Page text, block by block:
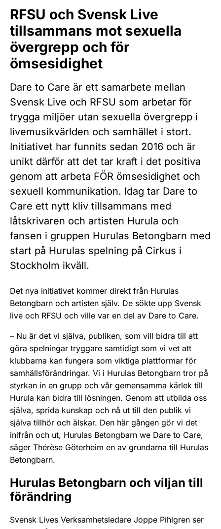
RFSU och Svensk Live
tillsammans mot sexuella
övergrepp och för
ömsesidighet
Dare to Care är ett samarbete mellan
Svensk Live och RFSU som arbetar för
trygga miljöer utan sexuella övergrepp i
livemusikvärlden och samhället i stort.
Initiativet har funnits sedan 2016 och är
unikt därför att det tar kraft i det positiva
genom att arbeta FÖR ömsesidighet och
sexuell kommunikation. Idag tar Dare to
Care ett nytt kliv tillsammans med
låtskrivaren och artisten Hurula och
fansen i gruppen Hurulas Betongbarn med
start på Hurulas spelning på Cirkus i
Stockholm ikväll.
Det nya initiativet kommer direkt från Hurulas
Betongbarn och artisten själv. De sökte upp Svensk
live och RFSU och ville var en del av Dare to Care.
– Nu är det vi själva, publiken, som vill bidra till att
göra spelningar tryggare samtidigt som vi vet att
klubbarna kan fungera som viktiga plattformar för
samhällsförändringar. Vi i Hurulas Betongbarn tror på
styrkan in en grupp och vår gemensamma kärlek till
Hurula kan bidra till lösningen. Genom att utbilda oss
själva, sprida kunskap och nå ut till den publik vi
själva tillhör och älskar. Den här gången gör vi det
inifrån och ut, Hurulas Betongbarn we Dare to Care,
säger Thérèse Göterheim en av grundarna till Hurulas
Betongbarn.
Hurulas Betongbarn och viljan till
förändring
Svensk Lives Verksamhetsledare Joppe Pihlgren ser